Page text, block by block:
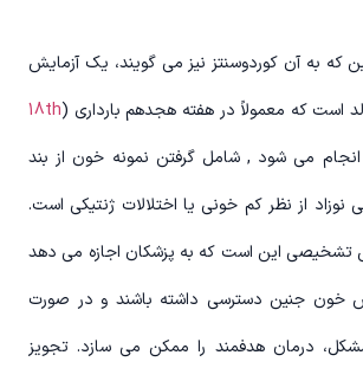
که به آن کوردوسنتز نیز می گویند، یک آزمایش
که معمولاً در هفته هجدهم بارداری (18th
می شود , شامل گرفتن نمونه خون از بند
نوزاد از نظر کم خونی یا اختلالات ژنتیکی است.
تشخیصی این است که به پزشکان اجازه می دهد
خون جنین دسترسی داشته باشند و در صورت
درمان هدفمند را ممکن می سازد. تجویز